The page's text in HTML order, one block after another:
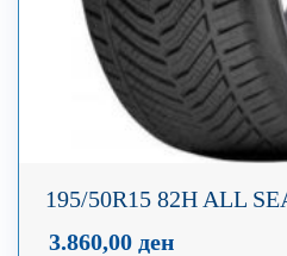
195/50R15 82H ALL
3.860,00 ден